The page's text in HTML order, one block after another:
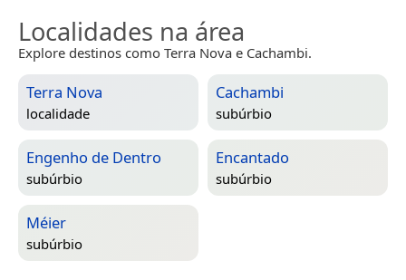
Localidades na área
Explore destinos como Terra Nova e Cachambi.
Terra Nova
localidade
Cachambi
subúrbio
Engenho de Dentro
subúrbio
Encantado
subúrbio
Méier
subúrbio